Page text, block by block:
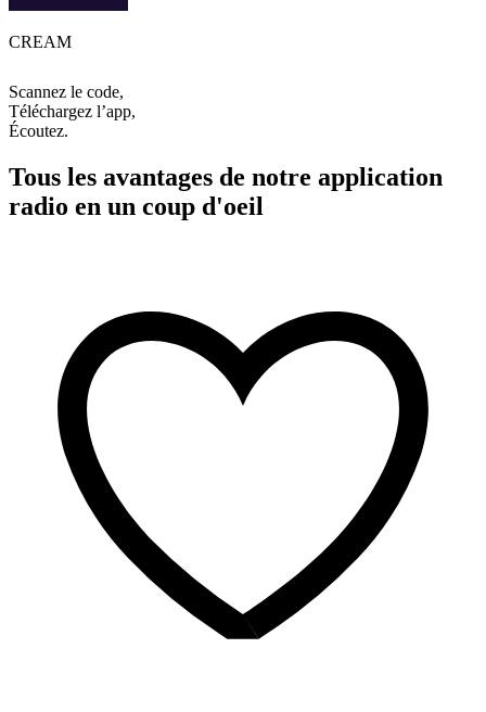
CREAM
Scannez le code,
Téléchargez l’app,
Écoutez.
Tous les avantages de notre application
radio en un coup d'oeil